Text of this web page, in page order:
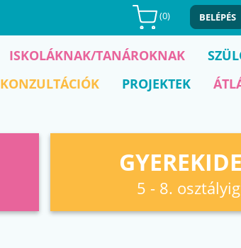
(0) BELÉPÉS
ISKOLÁKNAK/TANÁROKNAK
KONZULTÁCIÓK PROJEKTEK
5 - 8. osztályig